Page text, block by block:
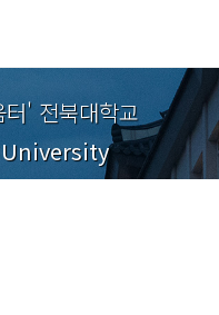
' 전북대학교